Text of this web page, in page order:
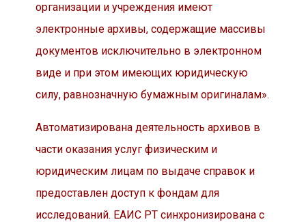
организации и учреждения имеют
электронные архивы, содержащие массивы
документов исключительно в электронном
виде и при этом имеющих юридическую
силу, равнозначную бумажным оригиналам».
Автоматизирована деятельность архивов в
части оказания услуг физическим и
юридическим лицам по выдаче справок и
предоставлен доступ к фондам для
исследований. ЕАИС РТ синхронизирована с